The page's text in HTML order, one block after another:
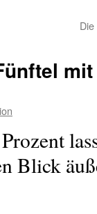
Blick